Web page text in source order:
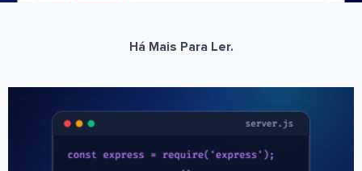
Há Mais Para Ler.